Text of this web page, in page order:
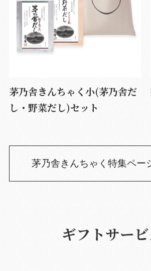
茅乃舎きんちゃく小(茅乃舎だ
し・野菜だし)セット
茅乃舎きんちゃく特集ペー
ギフトサー